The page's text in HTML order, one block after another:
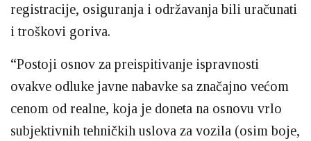
registracije, osiguranja i održavanja bili uračunati
i troškovi goriva.
“Postoji osnov za preispitivanje ispravnosti
ovakve odluke javne nabavke sa značajno većom
cenom od realne, koja je doneta na osnovu vrlo
subjektivnih tehničkih uslova za vozila (osim boje,